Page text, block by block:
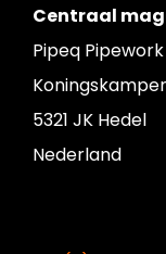
Centraal
Pipeq
5321 JK Hedel
Nederland